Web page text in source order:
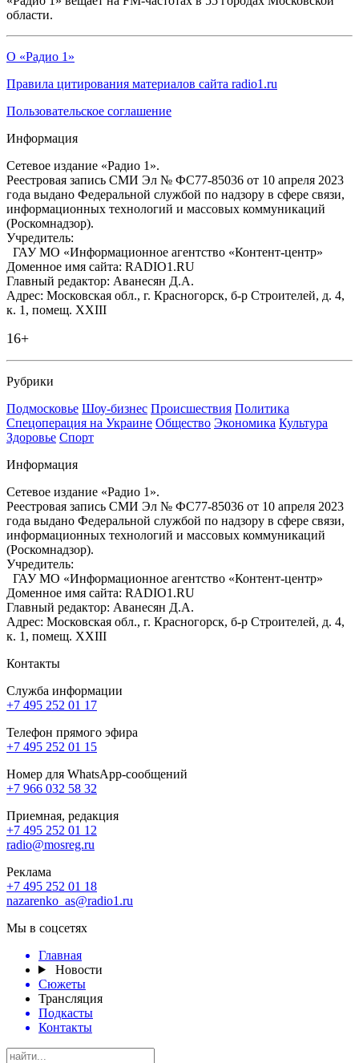
области.
О «Радио 1»
Правила цитирования материалов сайта radio1.ru
Пользовательское соглашение
Информация
Сетевое издание «Радио 1».
Реестровая запись СМИ Эл № ФС77-85036 от 10 апреля 2023
года выдано Федеральной службой по надзору в сфере связи,
информационных технологий и массовых коммуникаций
(Роскомнадзор).
Учредитель:
ГАУ МО «Информационное агентство «Контент-центр»
Доменное имя сайта: RADIO1.RU
Главный редактор: Аванесян Д.А.
Адрес: Московская обл., г. Красногорск, б-р Строителей, д. 4,
к. 1, помещ. XXIII
16+
Рубрики
Подмосковье Шоу-бизнес Происшествия Политика
Спецоперация на Украине Общество Экономика Культура
Здоровье Спорт
Информация
Сетевое издание «Радио 1».
Реестровая запись СМИ Эл № ФС77-85036 от 10 апреля 2023
года выдано Федеральной службой по надзору в сфере связи,
информационных технологий и массовых коммуникаций
(Роскомнадзор).
Учредитель:
ГАУ МО «Информационное агентство «Контент-центр»
Доменное имя сайта: RADIO1.RU
Главный редактор: Аванесян Д.А.
Адрес: Московская обл., г. Красногорск, б-р Строителей, д. 4,
к. 1, помещ. XXIII
Контакты
Служба информации
+7 495 252 01 17
Телефон прямого эфира
+7 495 252 01 15
Номер для WhatsApp-сообщений
+7 966 032 58 32
Приемная, редакция
+7 495 252 01 12
radio@mosreg.ru
Реклама
+7 495 252 01 18
nazarenko_as@radio1.ru
Мы в соцсетях
Главная
Новости
Сюжеты
Трансляция
Подкасты
Контакты